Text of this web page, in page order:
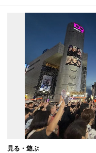
見る・遊ぶ